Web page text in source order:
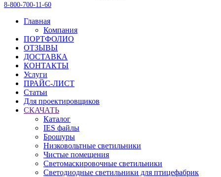
8-800-700-11-60
Главная
Компания
ПОРТФОЛИО
ОТЗЫВЫ
ДОСТАВКА
КОНТАКТЫ
Услуги
ПРАЙС-ЛИСТ
Статьи
Для проектировщиков
СКАЧАТЬ
Каталог
IES файлы
Брошуры
Низковольтные светильники
Чистые помещения
Светомаскировочные светильники
Светодиодные светильники для птицефабрик